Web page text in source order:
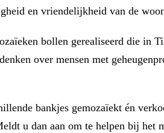
en vriendelijkheid van de
bollen gerealiseerd die in
over mensen met
bankjes gemozaïekt én
u dan aan om te helpen bij het